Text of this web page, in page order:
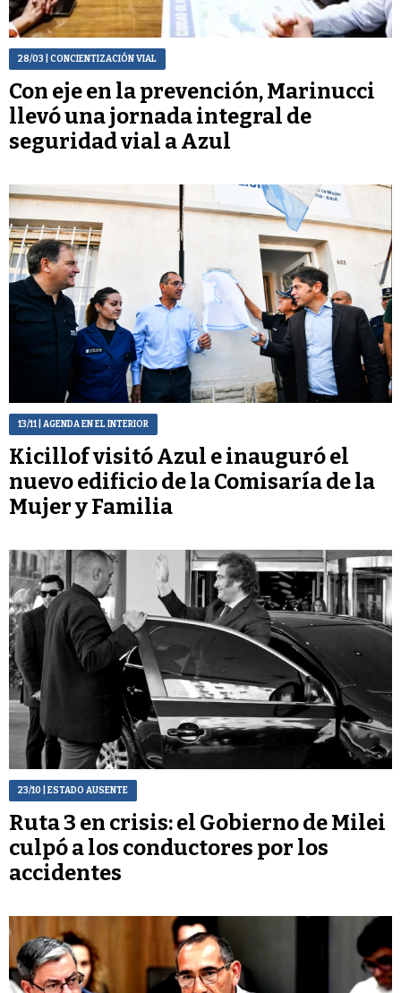
28/03 | CONCIENTIZACIÓN VIAL
Con eje en la prevención, Marinucci
llevó una jornada integral de
seguridad vial a Azul
13/11| AGENDA EN EL INTERIOR
Kicillof visitó Azul e inauguró el
nuevo edificio de la Comisaría de la
Mujer y Familia
23/10 | ESTADO AUSENTE
Ruta 3 en crisis: el Gobierno de Milei
culpó a los conductores por los
accidentes